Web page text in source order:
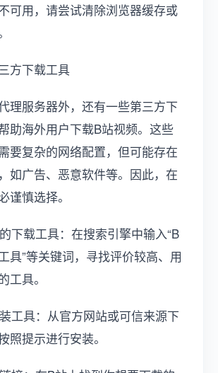
可用，请尝试清除浏览器缓存或
方下载工具
理服务器外，还有一些第三方下
助海外用户下载B站视频。这些
要复杂的网络配置，但可能存在
如广告、恶意软件等。因此，在
谨慎选择。
下载工具：在搜索引擎中输入“B
具”等关键词，寻找评价较高、用
工具。
工具：从官方网站或可信来源下
照提示进行安装。